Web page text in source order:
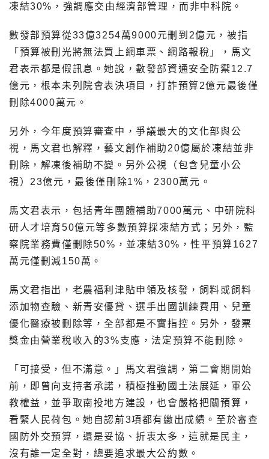
凍結30%，強調應交由經濟部管理，而非中科院。
數發部預算從33億3254萬9000元刪到2億元，被指
「預算被刪光將無法買上網車票、網路報稅」，馬文
君表示都是假訊息。她說，數發部資通安全防禦12.7
億元，根本未列院會表決項目，打詐預算2億元最後僅
刪除4000萬元。
另外，今年度預算審查中，爭議最大的文化部與公
視，馬文君也解釋，藝文創作補助20億屬於凍結並非
刪除，解凍後補助不變。另外公視（包含兒童小公
視）23億元，最後僅刪除1%，2300萬元。
馬文君表示，包括青年團體補助7000萬元、中研院科
研人才培育50億元等多數預算採凍結方式；另外，監
察院業務費僅刪除50%，並凍結30%，性平預算1627
萬元僅刪減150萬。
馬文君指出，老農福利津貼申領及核發，飼料或飼料
添加物查驗、新青安優貸、選手出國訓練費用、兒童
優化醫療被刪除等，全部都是不實指控。另外，發票
獎金由營業稅收入的3%支應，法定預算不能刪除。
「可接受，但不滿意。」馬文君強調，第二會期開始
前，即曾向支持者承諾，積極推動國土法展延，軍公
教權益，並爭取南投地方建設，也會嚴格把關預算，
看緊人民荷包。她自認前3項都有繳出成績。至於審查
國防外交預算，還是妥協、折衷太多，這就是民主，
沒有誰一定全對，總要追求最大公約數。